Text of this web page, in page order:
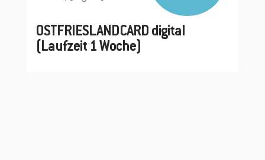
OSTFRIESLANDCARD digital
(Laufzeit 1 Woche)